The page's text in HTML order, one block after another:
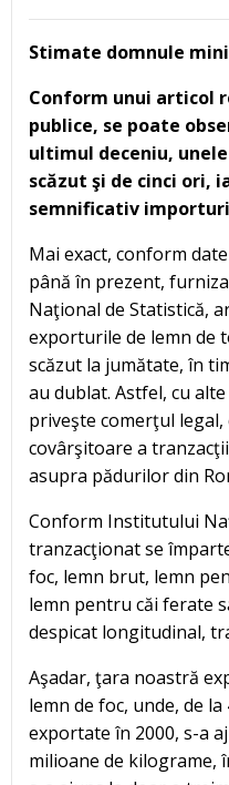
Stimate domnule
Conform unui articol
publice, se poate
ultimul deceniu,
scăzut şi de cinci ori,
semnificativ
Mai exact, conform
până în prezent,
Naţional de Statistică,
exporturile de lemn de
scăzut la jumătate, în
au dublat. Astfel, cu
priveşte comerţul
covârşitoare a
asupra pădurilor din
Conform Institutului
tranzacţionat se
foc, lemn brut, lemn
lemn pentru căi ferate
despicat longitudinal,
Aşadar, ţara noastră
lemn de foc, unde, de
exportate în 2000, s-a
milioane de kilograme,